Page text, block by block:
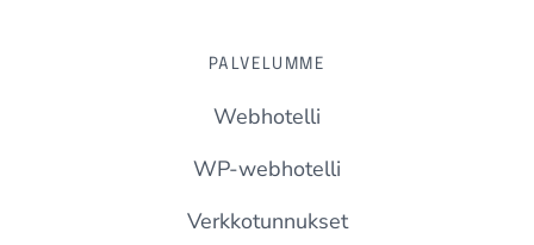
PALVELUMME
Webhotelli
WP-webhotelli
Verkkotunnukset